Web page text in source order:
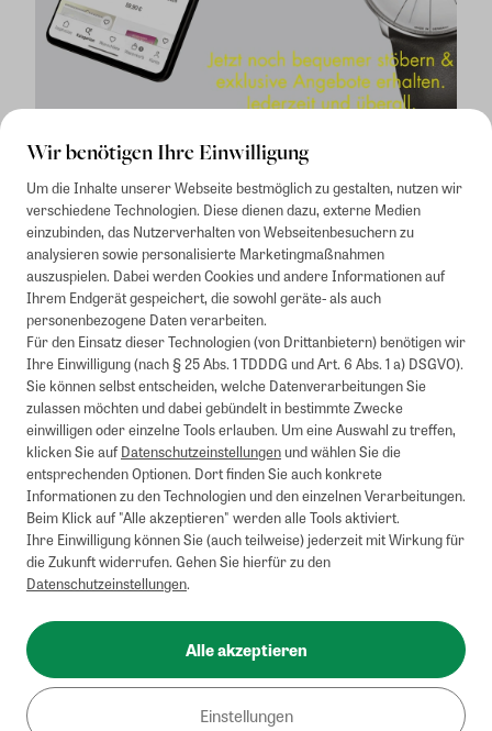
Wir benötigen Ihre Einwilligung
Um die Inhalte unserer Webseite bestmöglich zu gestalten, nutzen wir
verschiedene Technologien. Diese dienen dazu, externe Medien
einzubinden, das Nutzerverhalten von Webseitenbesuchern zu
analysieren sowie personalisierte Marketingmaßnahmen
auszuspielen. Dabei werden Cookies und andere Informationen auf
Ihrem Endgerät gespeichert, die sowohl geräte- als auch
personenbezogene Daten verarbeiten.
Für den Einsatz dieser Technologien (von Drittanbietern) benötigen wir
Ihre Einwilligung (nach § 25 Abs. 1 TDDDG und Art. 6 Abs. 1 a) DSGVO).
Sie können selbst entscheiden, welche Datenverarbeitungen Sie
zulassen möchten und dabei gebündelt in bestimmte Zwecke
einwilligen oder einzelne Tools erlauben. Um eine Auswahl zu treffen,
klicken Sie aufDatenschutzeinstellungenund wählen Sie die
entsprechenden Optionen. Dort finden Sie auch konkrete
Informationen zu den Technologien und den einzelnen Verarbeitungen.
Beim Klick auf "Alle akzeptieren" werden alle Tools aktiviert.
Ihre Einwilligung können Sie (auch teilweise) jederzeit mit Wirkung für
die Zukunft widerrufen. Gehen Sie hierfür zu den
Datenschutzeinstellungen.
Alle akzeptieren
Einstellungen
Mindestbestellwert von 50€. Nicht anwendbar auf Produkte, die der
Buchpreisbindung unterliegen, ZEIT-Akademie, e-Books. Keine
Barauszahlung möglich. Nicht mit weiteren Gutscheinen/Rabatten
kombinierbar.
Briefsendungen sind vom kostenlosen Rückversand ausgeschlossen.
Weitere Informationen zu Rücksendungen finden Sie hier.
Alle Preise inkl. gesetzl. MwSt. zzgl. Versandkosten
AGB
Widerrufsbelehrung
Instagram Pinterest